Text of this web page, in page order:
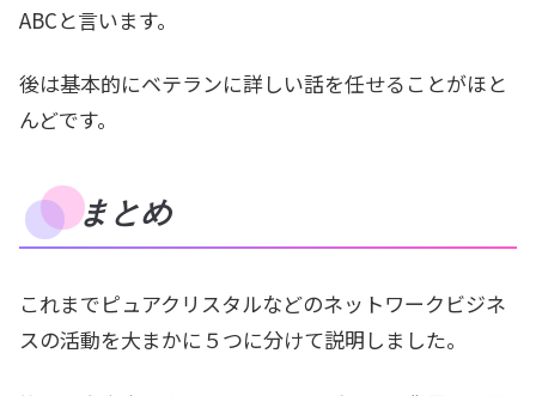
ABCと言います。
後は基本的にベテランに詳しい話を任せることがほと
んどです。
まとめ
これまでピュアクリスタルなどのネットワークビジネ
スの活動を大まかに５つに分けて説明しました。